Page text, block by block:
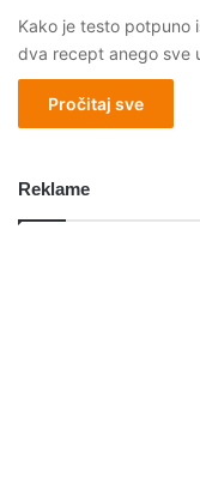
Kako je testo potpuno
dva recept anego sve
Pročitaj sve
Reklame